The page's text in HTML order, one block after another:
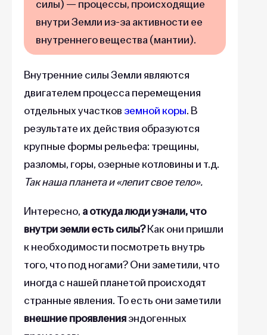
силы) — процессы, происходящие
внутри Земли из-за активности ее
внутреннего вещества (мантии).
Внутренние силы Земли являются
двигателем процесса перемещения
отдельных участков земной коры. В
результате их действия образуются
крупные формы рельефа: трещины,
разломы, горы, озерные котловины и т.д.
Так наша планета и «лепит свое тело».
Интересно, а откуда люди узнали, что
внутри земли есть силы?Как они пришли
к необходимости посмотреть внутрь
того, что под ногами? Они заметили, что
иногда с нашей планетой происходят
странные явления. То есть они заметили
внешние проявленияэндогенных